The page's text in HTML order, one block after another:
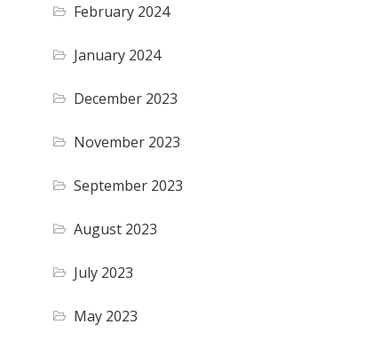
February 2024
January 2024
December 2023
November 2023
September 2023
August 2023
July 2023
May 2023